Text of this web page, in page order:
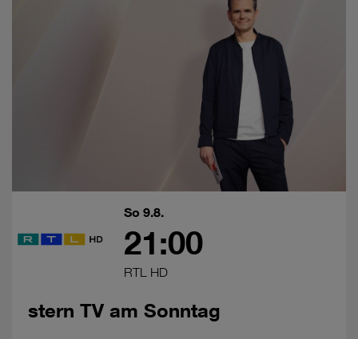
So 9.8.
21:00
RTL HD
stern TV am Sonntag